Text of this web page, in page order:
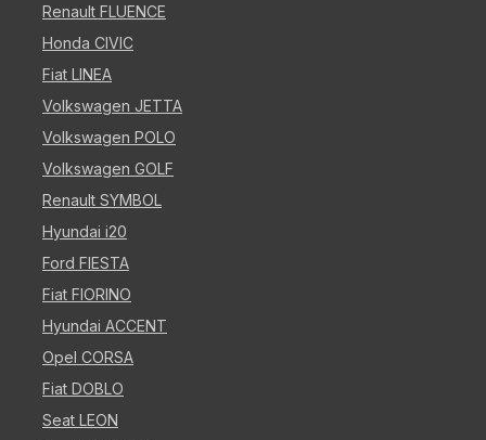
Renault FLUENCE
Honda CIVIC
Fiat LINEA
Volkswagen JETTA
Volkswagen POLO
Volkswagen GOLF
Renault SYMBOL
Hyundai i20
Ford FIESTA
Fiat FIORINO
Hyundai ACCENT
Opel CORSA
Fiat DOBLO
Seat LEON